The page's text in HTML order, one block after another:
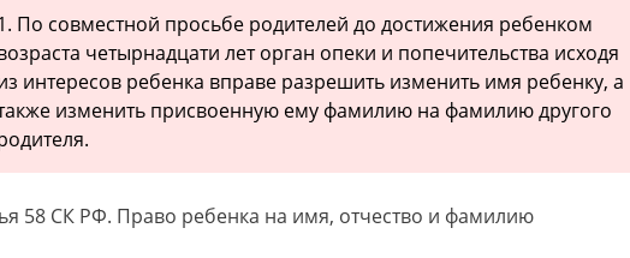
По совместной просьбе родителей до достижения ребенком
четырнадцати лет орган опеки и попечительства исходя
интересов ребенка вправе разрешить изменить имя ребенку, а
изменить присвоенную ему фамилию на фамилию другого
58 СК РФ. Право ребенка на имя, отчество и фамилию